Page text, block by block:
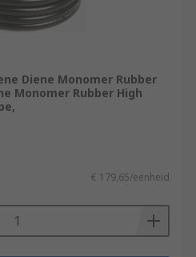
Diene Monomer Rubber
Monomer Rubber High
€ 179,65/eenheid